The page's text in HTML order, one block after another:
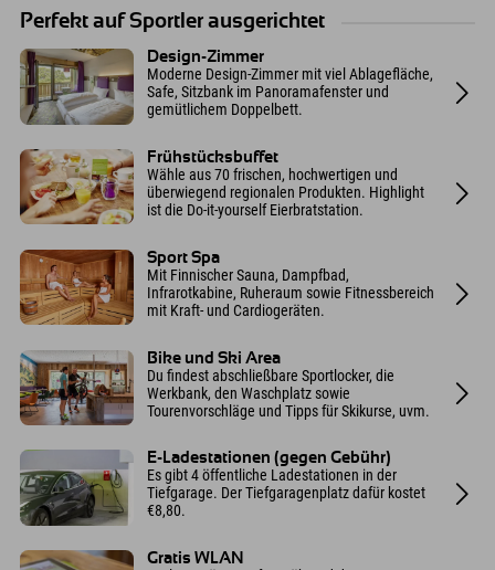
Perfekt auf Sportler ausgerichtet
Design-Zimmer
Moderne Design-Zimmer mit viel Ablagefläche,
Safe, Sitzbank im Panoramafenster und
gemütlichem Doppelbett.
Frühstücksbuffet
Wähle aus 70 frischen, hochwertigen und
überwiegend regionalen Produkten. Highlight
ist die Do-it-yourself Eierbratstation.
Sport Spa
Mit Finnischer Sauna, Dampfbad,
Infrarotkabine, Ruheraum sowie Fitnessbereich
mit Kraft- und Cardiogeräten.
Bike und Ski Area
Du findest abschließbare Sportlocker, die
Werkbank, den Waschplatz sowie
Tourenvorschläge und Tipps für Skikurse, uvm.
E-Ladestationen (gegen Gebühr)
Es gibt 4 öffentliche Ladestationen in der
Tiefgarage. Der Tiefgaragenplatz dafür kostet
€8,80.
Gratis WLAN